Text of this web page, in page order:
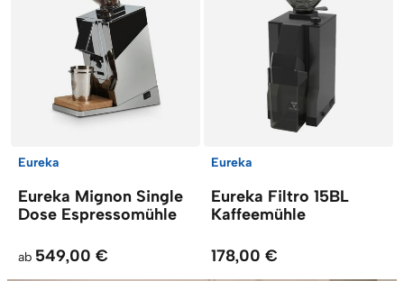
Eureka
Eureka Mignon Single
Dose Espressomühle
ab 549,00 €
Eureka
Eureka Filtro 15BL
Kaffeemühle
178,00 €